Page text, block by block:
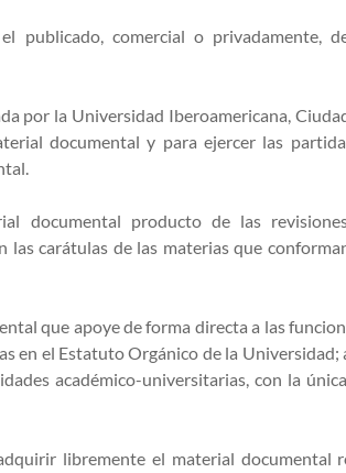
publicado, comercial o privadamente,
por la Universidad Iberoamericana,
documental y para ejercer las
documental producto de las
las carátulas de las materias que
que apoye de forma directa a las
en el Estatuto Orgánico de la Universidad;
académico-universitarias, con la
libremente el material documental